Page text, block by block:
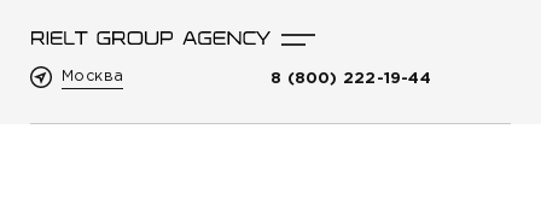
Москва 8 (800) 222-19-44